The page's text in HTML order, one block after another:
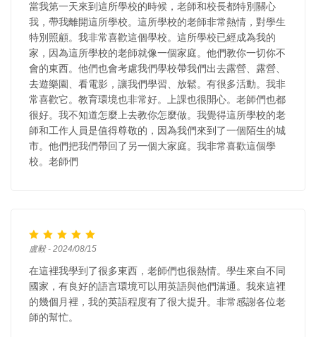
當我第一天來到這所學校的時候，老師和校長都特別關心
我，帶我離開這所學校。這所學校的老師非常熱情，對學生
特別照顧。我非常喜歡這個學校。這所學校已經成為我的
家，因為這所學校的老師就像一個家庭。他們教你一切你不
會的東西。他們也會考慮我們學校帶我們出去露營、露營、
去遊樂園、看電影，讓我們學習、放鬆。有很多活動。我非
常喜歡它。教育環境也非常好。上課也很開心。老師們也都
很好。我不知道怎麼上去教你怎麼做。我覺得這所學校的老
師和工作人員是值得尊敬的，因為我們來到了一個陌生的城
市。他們把我們帶回了另一個大家庭。我非常喜歡這個學
校。老師們
盧毅 - 2024/08/15
在這裡我學到了很多東西，老師們也很熱情。學生來自不同
國家，有良好的語言環境可以用英語與他們溝通。我來這裡
的幾個月裡，我的英語程度有了很大提升。非常感謝各位老
師的幫忙。